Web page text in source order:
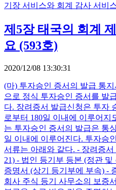
기장 서비스와 회계 감사 서비
제5장 태국의 회계
요 (593호)
2020/12/08 13:30:31
(마) 투자승인 증서의 발급 통
으로 정식 투자승인 증서를 발
다. 장려증서 발급신청은 투자
로부터 180일 이내에 이루어지
는 투자승인 증서의 발급은 통
일 이내에 이루어진다. 투자승
서류는 아래와 같다. - 장려증
21) - 법인 등기부 등본 (정관 및
증명서 (상기 등기부에 부속) -
회사 주식 등기 사무소의 보증